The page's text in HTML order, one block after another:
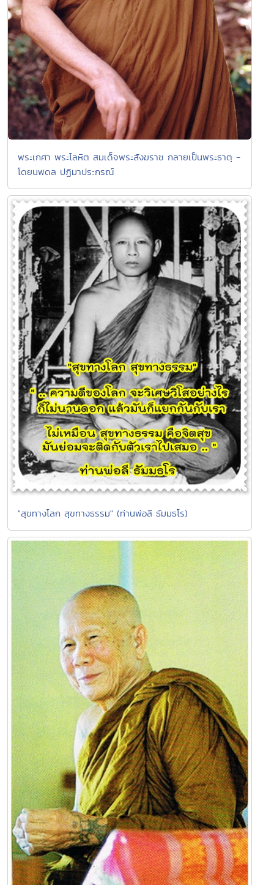
พระเกศา พระโลหิต สมเด็จพระสังฆราช กลายเป็นพระธาตุ -
โดยนพดล ปฏิมาประกรณ์
"สุขทางโลก สุขทางธรรม" (ท่านพ่อลี ธัมมธโร)